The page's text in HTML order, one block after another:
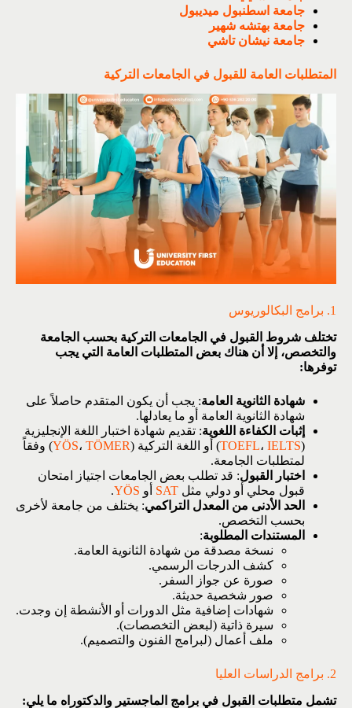
جامعة اسطنبول ميديبول
جامعة بهتشه شهير
جامعة نيشان تاشي
المتطلبات العامة للقبول في الجامعات التركية
1. برامج البكالوريوس
تختلف شروط القبول في الجامعات التركية بحسب الجامعة
والتخصص، إلا أن هناك بعض المتطلبات العامة التي يجب
توفرها:
شهادة الثانوية العامة: يجب أن يكون المتقدم حاصلاً على
شهادة الثانوية العامة أو ما يعادلها.
إثبات الكفاءة اللغوية: تقديم شهادة اختبار اللغة الإنجليزية
(
TOEFL، IELTS ) أو اللغة التركية ( YÖS، TÖMER
) وفقاً
لمتطلبات الجامعة.
اختبار القبول: قد تطلب بعض الجامعات اجتياز امتحان
قبول محلي أو دولي مثل SAT أو YÖS
.
الحد الأدنى من المعدل التراكمي: يختلف من جامعة لأخرى
بحسب التخصص.
المستندات المطلوبة:
نسخة مصدقة من شهادة الثانوية العامة.
كشف الدرجات الرسمي.
صورة عن جواز السفر.
صور شخصية حديثة.
شهادات إضافية مثل الدورات أو الأنشطة إن وجدت.
سيرة ذاتية (لبعض التخصصات).
ملف أعمال (لبرامج الفنون والتصميم).
2. برامج الدراسات العليا
تشمل متطلبات القبول في برامج الماجستير والدكتوراه ما يلي: